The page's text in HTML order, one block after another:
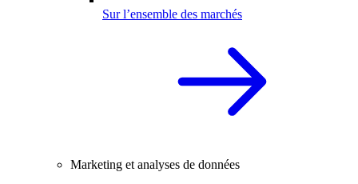
Sur l’ensemble des marchés
Marketing et analyses de données